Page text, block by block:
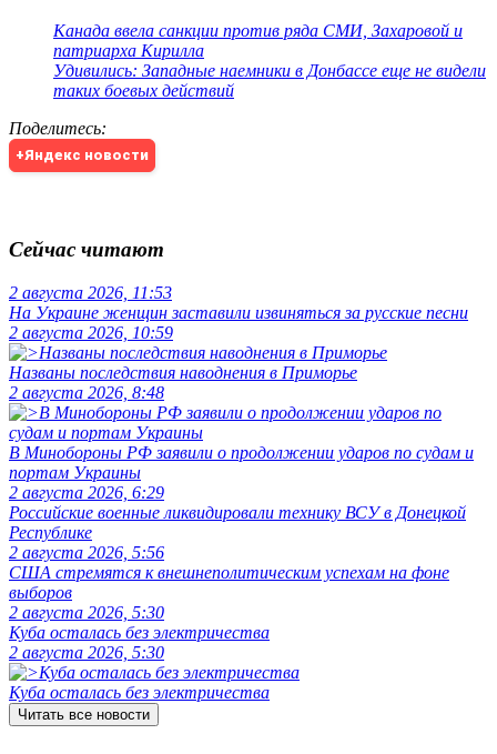
Канада ввела санкции против ряда СМИ, Захаровой и
патриарха Кирилла
Удивились: Западные наемники в Донбассе еще не видели
таких боевых действий
Поделитесь:
+Яндекс новости
Сейчас читают
2 августа 2026, 11:53
На Украине женщин заставили извиняться за русские песни
2 августа 2026, 10:59
Названы последствия наводнения в Приморье
2 августа 2026, 8:48
В Минобороны РФ заявили о продолжении ударов по судам и
портам Украины
2 августа 2026, 6:29
Российские военные ликвидировали технику ВСУ в Донецкой
Республике
2 августа 2026, 5:56
США стремятся к внешнеполитическим успехам на фоне
выборов
2 августа 2026, 5:30
Куба осталась без электричества
2 августа 2026, 5:30
Куба осталась без электричества
Читать все новости